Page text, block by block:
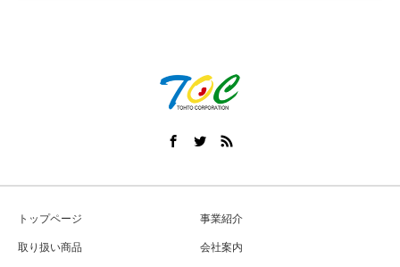
トップページ 事業紹介
取り扱い商品 会社案内